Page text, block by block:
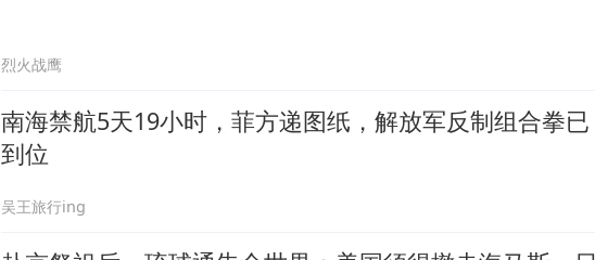
烈火战鹰
南海禁航5天19小时，菲方递图纸，解放军反制组合拳已
到位
吴王旅行ing